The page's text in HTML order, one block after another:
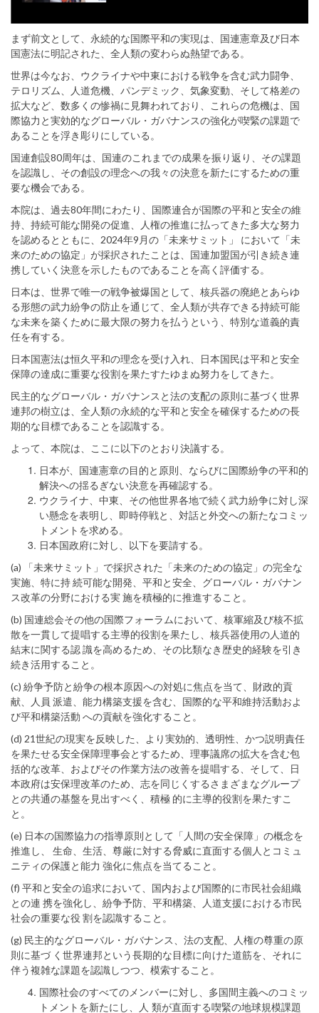
まず前文として、永続的な国際平和の実現は、国連憲章及び日本
国憲法に明記された、全人類の変わらぬ熱望である。
世界は今なお、ウクライナや中東における戦争を含む武力闘争、
テロリズム、人道危機、パンデミック、気象変動、そして格差の
拡大など、数多くの惨禍に見舞われており、これらの危機は、国
際協力と実効的なグローバル・ガバナンスの強化が喫緊の課題で
あることを浮き彫りにしている。
国連創設80周年は、国連のこれまでの成果を振り返り、その課題
を認識し、その創設の理念への我々の決意を新たにするための重
要な機会である。
本院は、過去80年間にわたり、国際連合が国際の平和と安全の維
持、持続可能な開発の促進、人権の推進に払ってきた多大な努力
を認めるとともに、2024年9月の「未来サミット」 において「未
来のための協定」が採択されたことは、国連加盟国が引き続き連
携していく決意を示したものであることを高く評価する。
日本は、世界で唯一の戦争被爆国として、核兵器の廃絶とあらゆ
る形態の武力紛争の防止を通じて、全人類が共存できる持続可能
な未来を築くために最大限の努力を払うという、特別な道義的責
任を有する。
日本国憲法は恒久平和の理念を受け入れ、日本国民は平和と安全
保障の達成に重要な役割を果たすたゆまぬ努力をしてきた。
民主的なグローバル・ガバナンスと法の支配の原則に基づく世界
連邦の樹立は、全人類の永続的な平和と安全を確保するための長
期的な目標であることを認識する。
よって、本院は、ここに以下のとおり決議する。
日本が、国連憲章の目的と原則、ならびに国際紛争の平和的
解決への揺るぎない決意を再確認する。
ウクライナ、中東、その他世界各地で続く武力紛争に対し深
い懸念を表明し、即時停戦と、対話と外交への新たなコミッ
トメントを求める。
日本国政府に対し、以下を要請する。
(a) 「未来サミット」で採択された「未来のための協定」の完全な
実施、特に持 続可能な開発、平和と安全、グローバル・ガバナン
ス改革の分野における実 施を積極的に推進すること。
(b) 国連総会その他の国際フォーラムにおいて、核軍縮及び核不拡
散を一貫して提唱する主導的役割を果たし、核兵器使用の人道的
結末に関する認 識を高めるため、その比類なき歴史的経験を引き
続き活用すること。
(c) 紛争予防と紛争の根本原因への対処に焦点を当て、財政的貢
献、人員 派遣、能力構築支援を含む、国際的な平和維持活動およ
び平和構築活動 への貢献を強化すること。
(d) 21世紀の現実を反映した、より実効的、透明性、かつ説明責任
を果たせる安全保障理事会とするため、理事議席の拡大を含む包
括的な改革、およびその作業方法の改善を提唱する、そして、日
本政府は安保理改革のため、志を同じくするさまざまなグループ
との共通の基盤を見出すべく、積極 的に主導的役割を果たすこ
と。
(e) 日本の国際協力の指導原則として「人間の安全保障」の概念を
推進し、 生命、生活、尊厳に対する脅威に直面する個人とコミュ
ニティの保護と能力 強化に焦点を当てること。
(f) 平和と安全の追求において、国内および国際的に市民社会組織
との連 携を強化し、紛争予防、平和構築、人道支援における市民
社会の重要な役 割を認識すること。
(g) 民主的なグローバル・ガバナンス、法の支配、人権の尊重の原
則に基づ く世界連邦という長期的な目標に向けた道筋を、それに
伴う複雑な課題を認識しつつ、模索すること。
国際社会のすべてのメンバーに対し、多国間主義へのコミッ
トメントを新たにし、人 類が直面する喫緊の地球規模課題